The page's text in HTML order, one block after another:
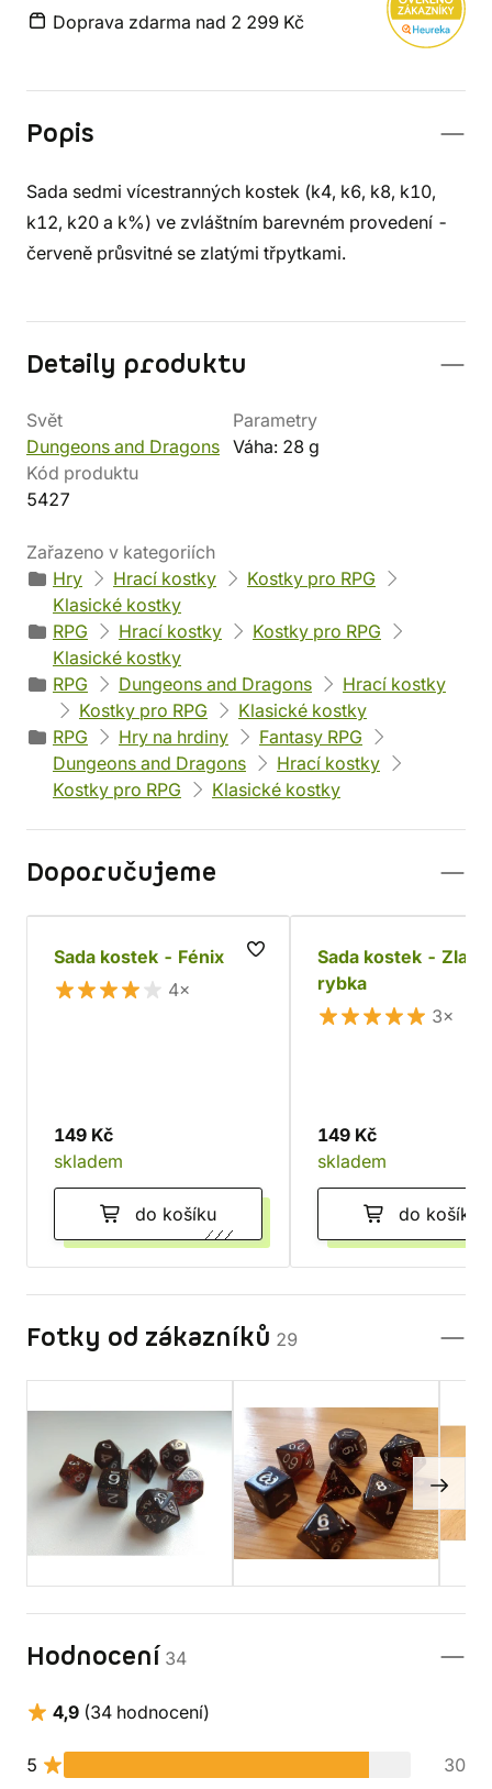
Doprava zdarma nad 2 299 Kč
Popis
Sada sedmi vícestranných kostek (k4, k6, k8, k10,
k12, k20 a k%) ve zvláštním barevném provedení -
červeně průsvitné se zlatými třpytkami.
Detaily produktu
Svět
Dungeons and Dragons
Parametry
Váha: 28 g
Kód produktu
5427
Zařazeno v kategoriích
Hry
Hrací kostky
Kostky pro RPG
Klasické kostky
RPG
Hrací kostky
Kostky pro RPG
Klasické kostky
RPG
Dungeons and Dragons
Hrací kostky
Kostky pro RPG
Klasické kostky
RPG
Hry na hrdiny
Fantasy RPG
Dungeons and Dragons
Hrací kostky
Kostky pro RPG
Klasické kostky
Doporučujeme
Sada kostek - Fénix
4×
149 Kč
skladem
do košíku
Sada kostek - Zlatá
rybka
3×
149 Kč
skladem
do košíku
Fotky od zákazníků 29
Hodnocení 34
4,9 (34 hodnocení)
5 30